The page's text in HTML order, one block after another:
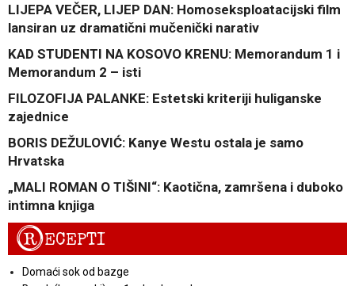
LIJEPA VEČER, LIJEP DAN: Homoseksploatacijski film
lansiran uz dramatični mučenički narativ
KAD STUDENTI NA KOSOVO KRENU: Memorandum 1 i
Memorandum 2 – isti
FILOZOFIJA PALANKE: Estetski kriteriji huliganske
zajednice
BORIS DEŽULOVIĆ: Kanye Westu ostala je samo
Hrvatska
„MALI ROMAN O TIŠINI“: Kaotična, zamršena i duboko
intimna knjiga
RECEPTI
Domaći sok od bazge